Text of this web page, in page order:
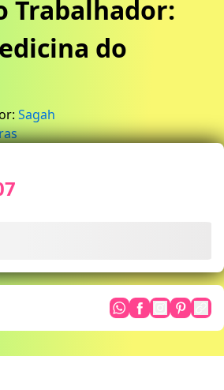
Trabalhador:
do
Sagah